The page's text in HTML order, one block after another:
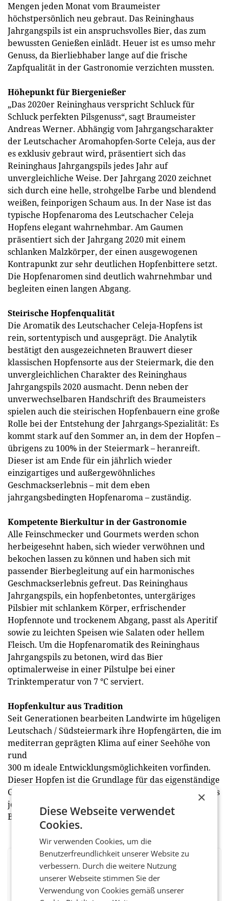
Mengen jeden Monat vom Braumeister
höchstpersönlich neu gebraut. Das Reininghaus
Jahrgangspils ist ein anspruchsvolles Bier, das zum
bewussten Genießen einlädt. Heuer ist es umso mehr
Genuss, da Bierliebhaber lange auf die frische
Zapfqualität in der Gastronomie verzichten mussten.
Höhepunkt für Biergenießer
„Das 2020er Reininghaus verspricht Schluck für
Schluck perfekten Pilsgenuss“, sagt Braumeister
Andreas Werner. Abhängig vom Jahrgangscharakter
der Leutschacher Aromahopfen-Sorte Celeja, aus der
es exklusiv gebraut wird, präsentiert sich das
Reininghaus Jahrgangspils jedes Jahr auf
unvergleichliche Weise. Der Jahrgang 2020 zeichnet
sich durch eine helle, strohgelbe Farbe und blendend
weißen, feinporigen Schaum aus. In der Nase ist das
typische Hopfenaroma des Leutschacher Celeja
Hopfens elegant wahrnehmbar. Am Gaumen
präsentiert sich der Jahrgang 2020 mit einem
schlanken Malzkörper, der einen ausgewogenen
Kontrapunkt zur sehr deutlichen Hopfenbittere setzt.
Die Hopfenaromen sind deutlich wahrnehmbar und
begleiten einen langen Abgang.
Steirische Hopfenqualität
Die Aromatik des Leutschacher Celeja-Hopfens ist
rein, sortentypisch und ausgeprägt. Die Analytik
bestätigt den ausgezeichneten Brauwert dieser
klassischen Hopfensorte aus der Steiermark, die den
unvergleichlichen Charakter des Reininghaus
Jahrgangspils 2020 ausmacht. Denn neben der
unverwechselbaren Handschrift des Braumeisters
spielen auch die steirischen Hopfenbauern eine große
Rolle bei der Entstehung der Jahrgangs-Spezialität: Es
kommt stark auf den Sommer an, in dem der Hopfen –
übrigens zu 100% in der Steiermark – heranreift.
Dieser ist am Ende für ein jährlich wieder
einzigartiges und außergewöhnliches
Geschmackserlebnis – mit dem eben
jahrgangsbedingten Hopfenaroma – zuständig.
Kompetente Bierkultur in der Gastronomie
Alle Feinschmecker und Gourmets werden schon
herbeigesehnt haben, sich wieder verwöhnen und
bekochen lassen zu können und haben sich mit
passender Bierbegleitung auf ein harmonisches
Geschmackserlebnis gefreut. Das Reininghaus
Jahrgangspils, ein hopfenbetontes, untergäriges
Pilsbier mit schlankem Körper, erfrischender
Hopfennote und trockenem Abgang, passt als Aperitif
sowie zu leichten Speisen wie Salaten oder hellem
Fleisch. Um die Hopfenaromatik des Reininghaus
Jahrgangspils zu betonen, wird das Bier
optimalerweise in einer Pilstulpe bei einer
Trinktemperatur von 7 °C serviert.
Hopfenkultur aus Tradition
Seit Generationen bearbeiten Landwirte im hügeligen
Leutschach / Südsteiermark ihre Hopfengärten, die im
mediterran geprägten Klima auf einer Seehöhe von
rund
300 m ideale Entwicklungsmöglichkeiten vorfinden.
Dieser Hopfen ist die Grundlage für das eigenständige
Geschmacksprofil, dem das Reininghaus Jahrgangspils
jedes Jahr neu seine intensive Hopfennase, zarte
Blumigkeit und elegante Bittere verdankt. (red)
BEWERTEN SIE DIESEN ARTIKEL
×
Diese Webseite verwendet
Cookies.
Wir verwenden Cookies, um die
Benutzerfreundlichkeit unserer Website zu
verbessern. Durch die weitere Nutzung
unserer Webseite stimmen Sie der
Verwendung von Cookies gemäß unserer